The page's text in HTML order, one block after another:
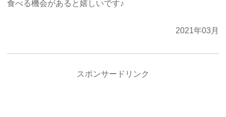
食べる機会があると嬉しいです♪
2021年03月
スポンサードリンク